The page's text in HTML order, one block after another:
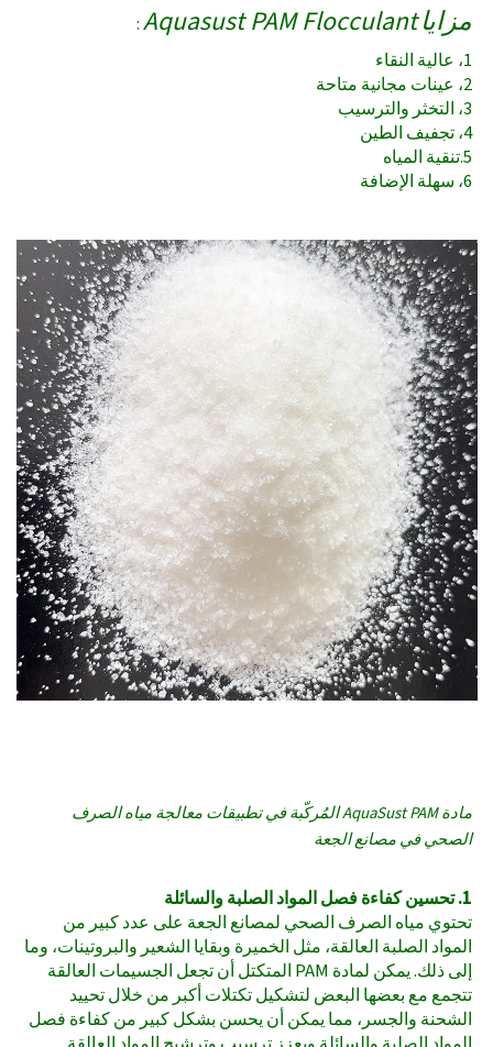
مزاياAquasust PAM Flocculant
:
1، عالية النقاء
2، عينات مجانية متاحة
3، التخثر والترسيب
4، تجفيف الطين
5.تنقية المياه
6، سهلة الإضافة
مادة AquaSust PAM المُركّبة في تطبيقات معالجة مياه الصرف
الصحي في مصانع الجعة
1. تحسين كفاءة فصل المواد الصلبة والسائلة
تحتوي مياه الصرف الصحي لمصانع الجعة على عدد كبير من
المواد الصلبة العالقة، مثل الخميرة وبقايا الشعير والبروتينات، وما
إلى ذلك. يمكن لمادة PAM المتكتل أن تجعل الجسيمات العالقة
تتجمع مع بعضها البعض لتشكيل تكتلات أكبر من خلال تحييد
الشحنة والجسر، مما يمكن أن يحسن بشكل كبير من كفاءة فصل